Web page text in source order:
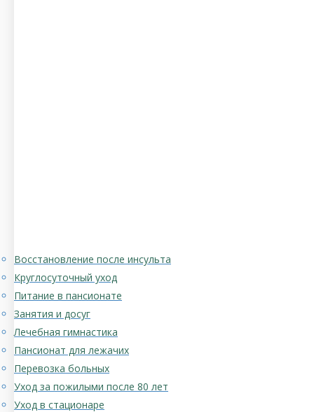
Восстановление после инсульта
Круглосуточный уход
Питание в пансионате
Занятия и досуг
Лечебная гимнастика
Пансионат для лежачих
Перевозка больных
Уход за пожилыми после 80 лет
Уход в стационаре